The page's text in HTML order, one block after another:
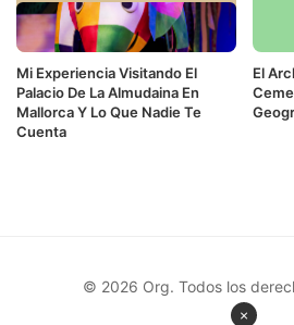
Mi Experiencia Visitando El
Palacio De La Almudaina En
Mallorca Y Lo Que Nadie Te
Cuenta
El
×
© 2026 Org. Todos los